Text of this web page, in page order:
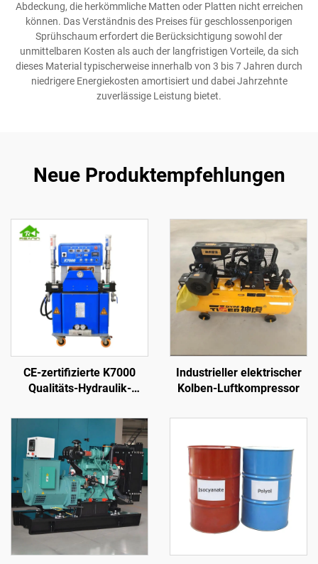
Abdeckung, die herkömmliche Matten oder Platten nicht erreichen
können. Das Verständnis des Preises für geschlossenporigen
Sprühschaum erfordert die Berücksichtigung sowohl der
unmittelbaren Kosten als auch der langfristigen Vorteile, da sich
dieses Material typischerweise innerhalb von 3 bis 7 Jahren durch
niedrigere Energiekosten amortisiert und dabei Jahrzehnte
zuverlässige Leistung bietet.
Neue Produktempfehlungen
CE-zertifizierte K7000
Qualitäts-Hydraulik-
Polyurethan- und
Polyharnstoff-Schaum-
Beschichtung
Industrieller elektrischer
Kolben-Luftkompressor